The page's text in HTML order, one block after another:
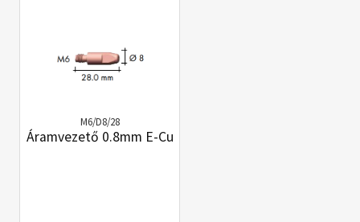
M6/D8/28
Áramvezető 0.8mm E-Cu